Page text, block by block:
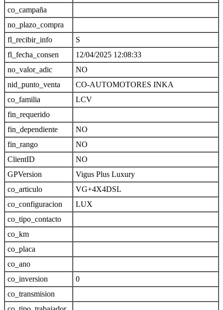
co_campaña
no_plazo_compra
fl_recibir_info
S
fl_fecha_consen
12/04/2025 12:08:33
no_valor_adic
NO
nid_punto_venta
CO-AUTOMOTORES INKA
co_familia
LCV
fin_requerido
fin_dependiente
NO
fin_rango
NO
ClientID
NO
GPVersion
Vigus Plus Luxury
co_articulo
VG+4X4DSL
co_configuracion
LUX
co_tipo_contacto
co_km
co_placa
co_ano
co_inversion
0
co_transmision